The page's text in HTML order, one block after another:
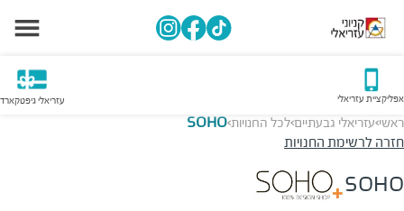
אפליקציית עזריאלי עזריאלי גיפטקארד
ראשי>עזריאלי גבעתיים>לכל החנויות>
SOHO
חזרה לרשימת החנויות
SOHO